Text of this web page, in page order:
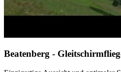
Beatenberg -